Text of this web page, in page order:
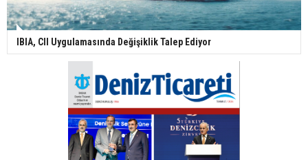
IBIA, CII Uygulamasında Değişiklik Talep Ediyor